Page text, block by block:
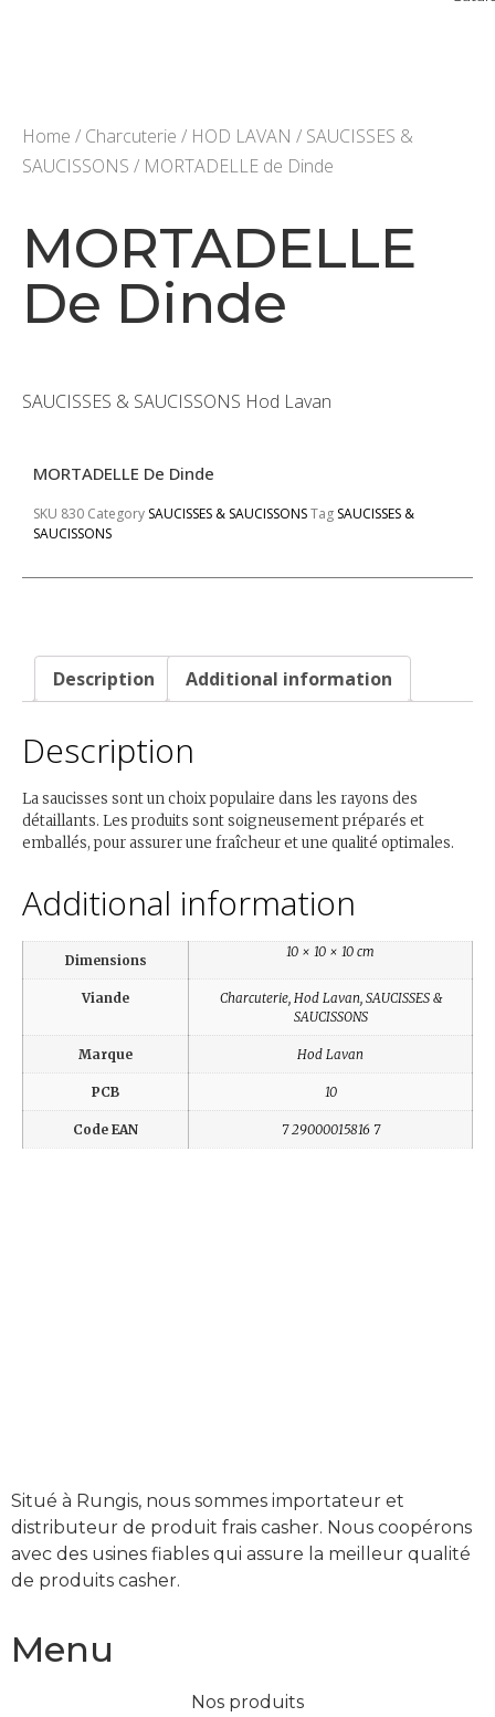
Home / Charcuterie / HOD LAVAN / SAUCISSES &
SAUCISSONS / MORTADELLE de Dinde
MORTADELLE
De Dinde
SAUCISSES & SAUCISSONS Hod Lavan
MORTADELLE De Dinde
SKU 830 Category SAUCISSES & SAUCISSONSTag SAUCISSES &
SAUCISSONS
Description Additional information
Description
La saucisses sont un choix populaire dans les rayons des
détaillants. Les produits sont soigneusement préparés et
emballés, pour assurer une fraîcheur et une qualité optimales.
Additional information
Dimensions
10 × 10 × 10 cm
Viande
Charcuterie, Hod Lavan, SAUCISSES &
SAUCISSONS
Marque Hod Lavan
PCB 10
Code EAN 7 29000015816 7
Situé à Rungis, nous sommes importateur et
distributeur de produit frais casher. Nous coopérons
avec des usines fiables qui assure la meilleur qualité
de produits casher.
Menu
Nos produits